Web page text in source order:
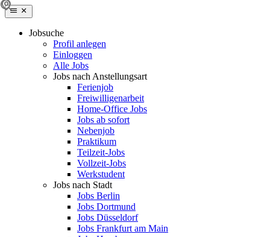
Jobsuche
Profil anlegen
Einloggen
Alle Jobs
Jobs nach Anstellungsart
Ferienjob
Freiwilligenarbeit
Home-Office Jobs
Jobs ab sofort
Nebenjob
Praktikum
Teilzeit-Jobs
Vollzeit-Jobs
Werkstudent
Jobs nach Stadt
Jobs Berlin
Jobs Dortmund
Jobs Düsseldorf
Jobs Frankfurt am Main